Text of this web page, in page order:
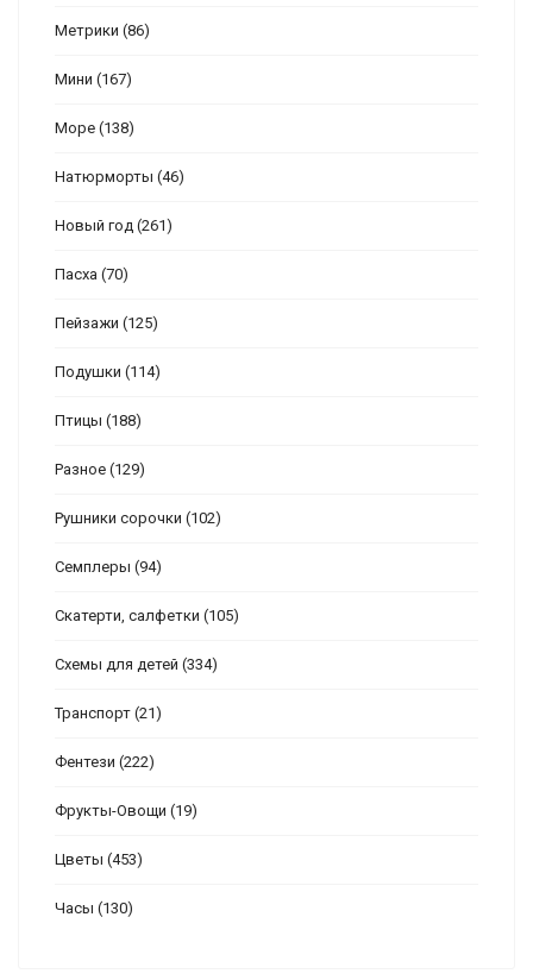
Метрики (86)
Мини (167)
Море (138)
Натюрморты (46)
Новый год (261)
Пасха (70)
Пейзажи (125)
Подушки (114)
Птицы (188)
Разное (129)
Рушники сорочки (102)
Семплеры (94)
Скатерти, салфетки (105)
Схемы для детей (334)
Транспорт (21)
Фентези (222)
Фрукты-Овощи (19)
Цветы (453)
Часы (130)